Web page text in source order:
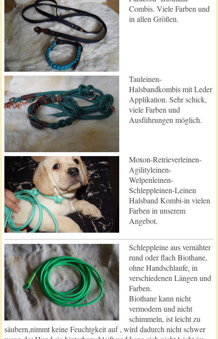
Combis. Viele Farben und
in allen Größen.
Tauleinen-
Halsbandkombis mit Leder
Applikation. Sehr schick,
viele Farben und
Ausführungen möglich.
Moxon-Retrieverleinen-
Agilityleinen-
Welpenleinen-
Schleppleinen-Leinen
Halsband Kombi-in vielen
Farben in unserem
Angebot.
Schleppleine aus vernähter
rund oder flach Biothane,
ohne Handschlaufe, in
verschiedenen Längen und
Farben.
Biothane kann nicht
vermodern und nicht
schimmeln, ist leicht zu
säubern,nimmt keine Feuchtgkeit auf , wird dadurch nicht schwer